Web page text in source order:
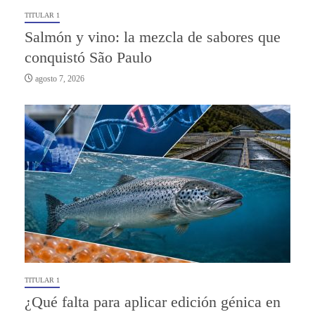
TITULAR 1
Salmón y vino: la mezcla de sabores que
conquistó São Paulo
agosto 7, 2026
TITULAR 1
¿Qué falta para aplicar edición génica en